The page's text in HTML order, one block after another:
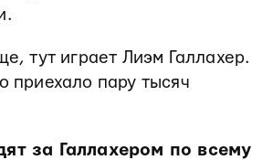
тут играет Лиэм Галлахер.
приехало пару тысяч
за Галлахером по всему